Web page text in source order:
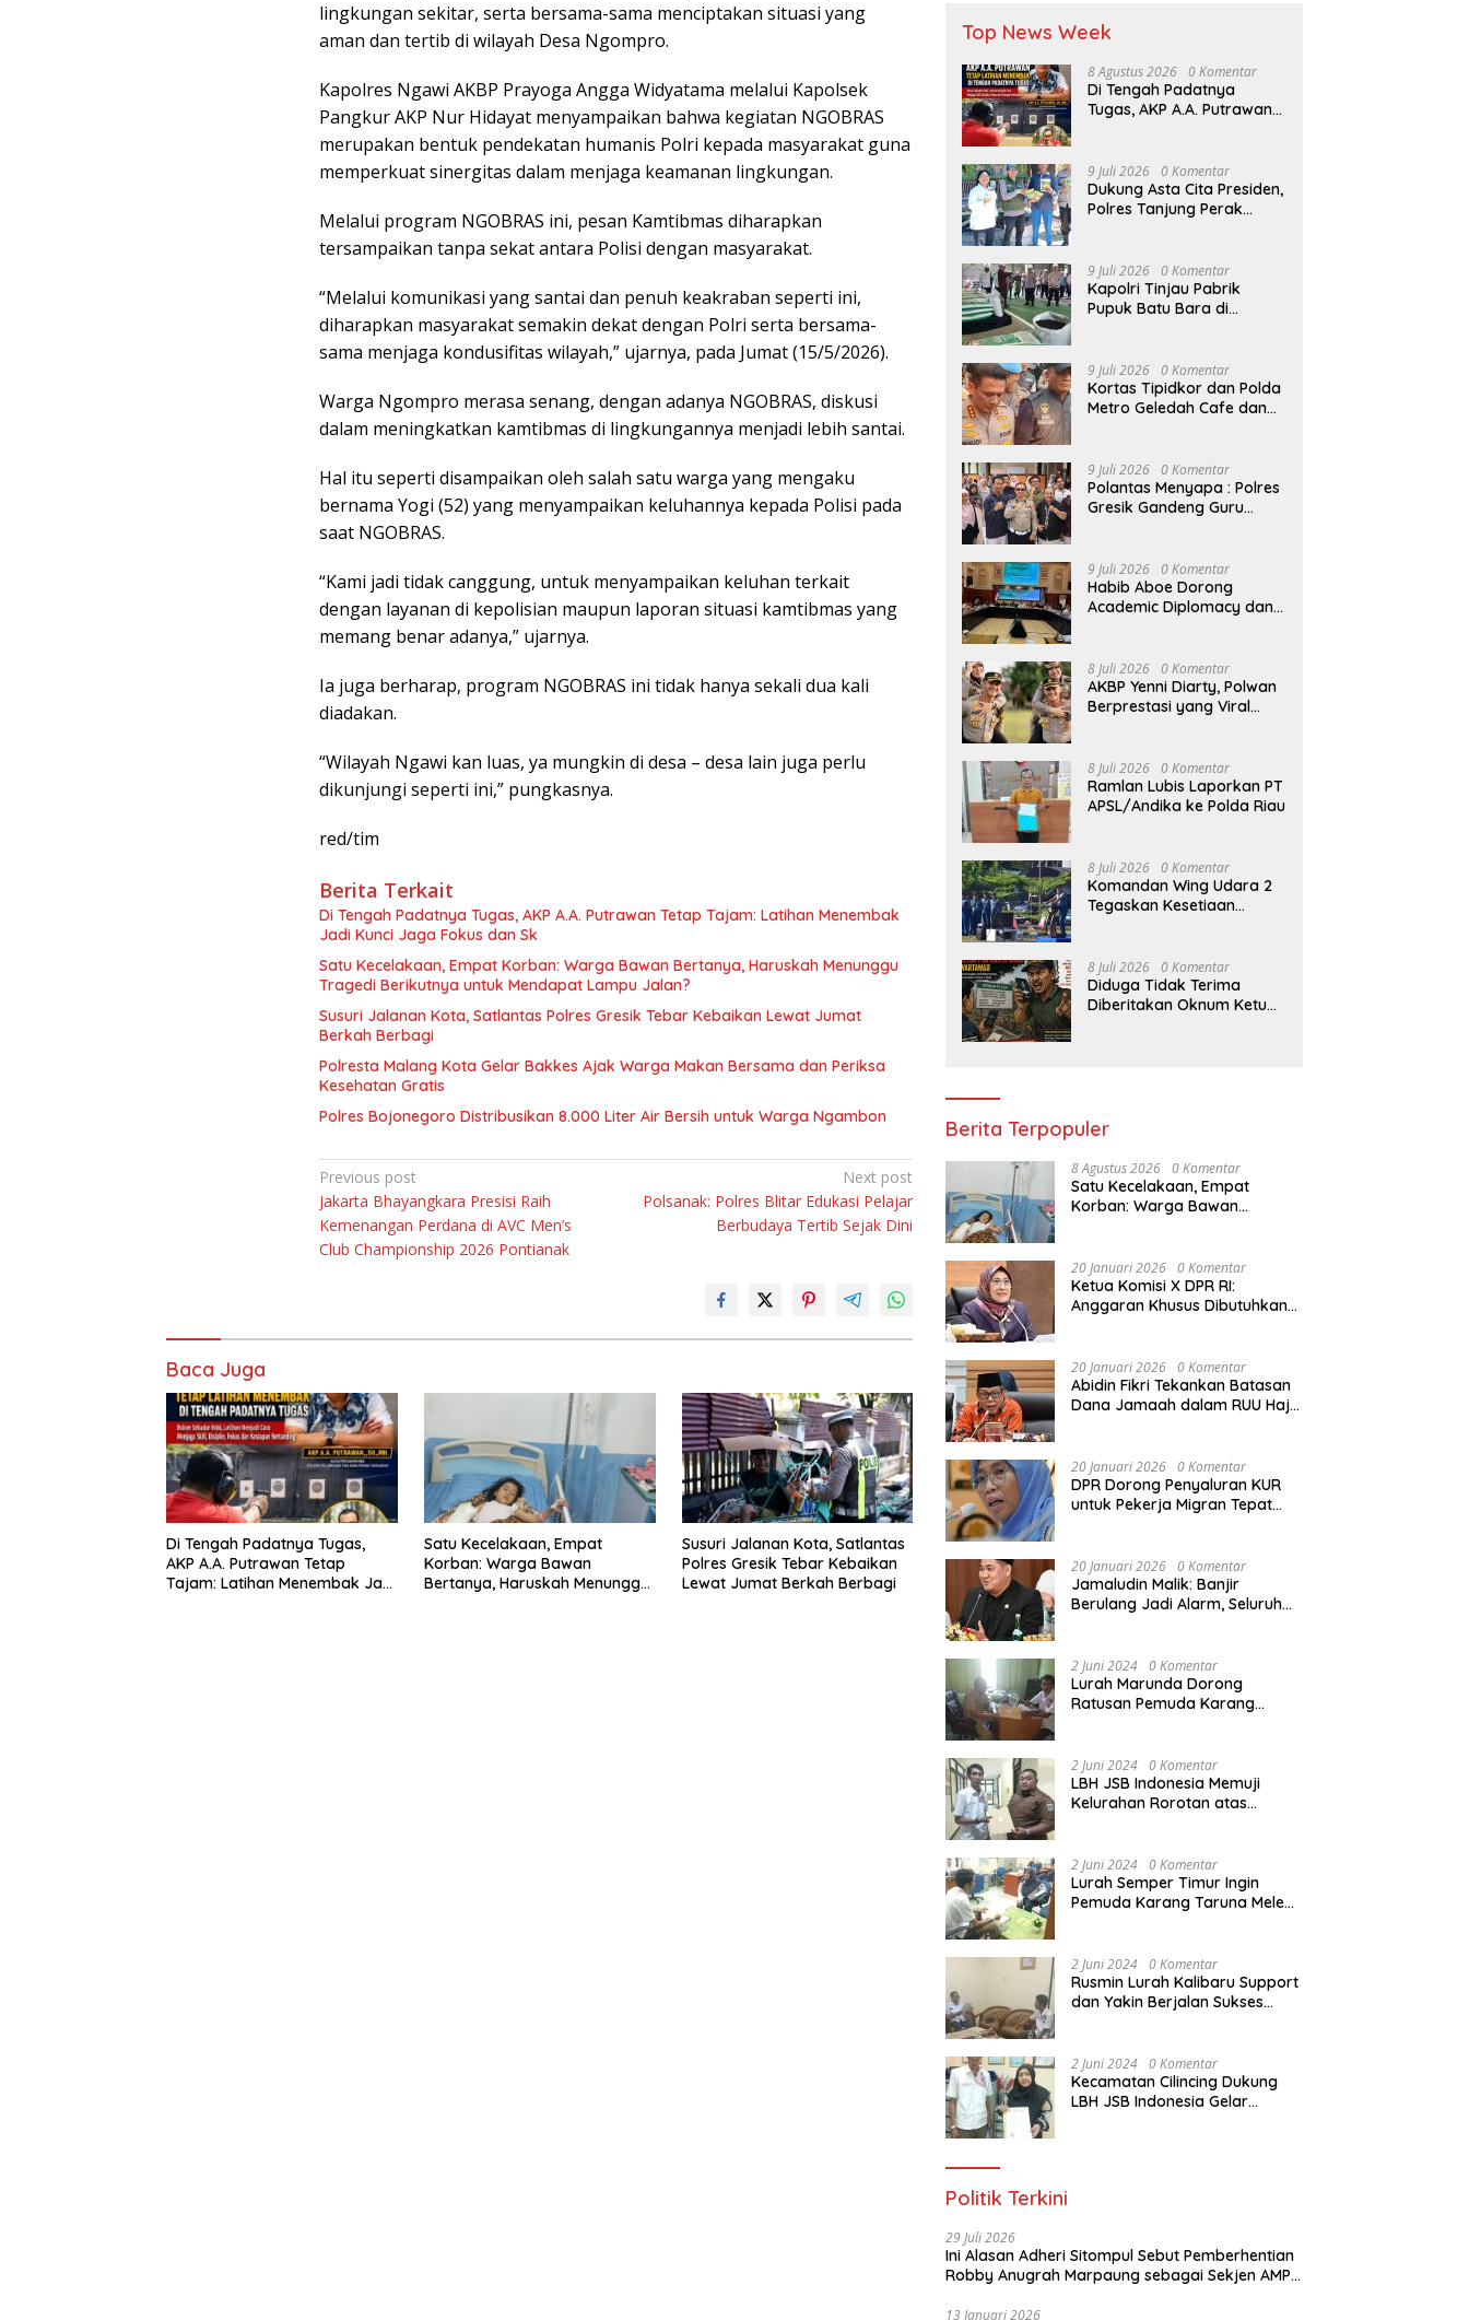
lingkungan sekitar, serta bersama-sama menciptakan situasi yang
aman dan tertib di wilayah Desa Ngompro.
Kapolres Ngawi AKBP Prayoga Angga Widyatama melalui Kapolsek
Pangkur AKP Nur Hidayat menyampaikan bahwa kegiatan NGOBRAS
merupakan bentuk pendekatan humanis Polri kepada masyarakat guna
memperkuat sinergitas dalam menjaga keamanan lingkungan.
Melalui program NGOBRAS ini, pesan Kamtibmas diharapkan
tersampaikan tanpa sekat antara Polisi dengan masyarakat.
“Melalui komunikasi yang santai dan penuh keakraban seperti ini,
diharapkan masyarakat semakin dekat dengan Polri serta bersama-
sama menjaga kondusifitas wilayah,” ujarnya, pada Jumat (15/5/2026).
Warga Ngompro merasa senang, dengan adanya NGOBRAS, diskusi
dalam meningkatkan kamtibmas di lingkungannya menjadi lebih santai.
Hal itu seperti disampaikan oleh salah satu warga yang mengaku
bernama Yogi (52) yang menyampaikan keluhannya kepada Polisi pada
saat NGOBRAS.
“Kami jadi tidak canggung, untuk menyampaikan keluhan terkait
dengan layanan di kepolisian maupun laporan situasi kamtibmas yang
memang benar adanya,” ujarnya.
Ia juga berharap, program NGOBRAS ini tidak hanya sekali dua kali
diadakan.
“Wilayah Ngawi kan luas, ya mungkin di desa – desa lain juga perlu
dikunjungi seperti ini,” pungkasnya.
red/tim
Berita Terkait
Di Tengah Padatnya Tugas, AKP A.A. Putrawan Tetap Tajam: Latihan Menembak
Jadi Kunci Jaga Fokus dan Sk
Satu Kecelakaan, Empat Korban: Warga Bawan Bertanya, Haruskah Menunggu
Tragedi Berikutnya untuk Mendapat Lampu Jalan?
Susuri Jalanan Kota, Satlantas Polres Gresik Tebar Kebaikan Lewat Jumat
Berkah Berbagi
Polresta Malang Kota Gelar Bakkes Ajak Warga Makan Bersama dan Periksa
Kesehatan Gratis
Polres Bojonegoro Distribusikan 8.000 Liter Air Bersih untuk Warga Ngambon
Navigasi
pos
Previous post
Jakarta Bhayangkara Presisi Raih
Kemenangan Perdana di AVC Men’s
Club Championship 2026 Pontianak
Next post
Polsanak: Polres Blitar Edukasi Pelajar
Berbudaya Tertib Sejak Dini
Baca Juga
Di Tengah Padatnya Tugas,
AKP A.A. Putrawan Tetap
Tajam: Latihan Menembak Jadi
Satu Kecelakaan, Empat
Korban: Warga Bawan
Bertanya, Haruskah Menunggu
Susuri Jalanan Kota, Satlantas
Polres Gresik Tebar Kebaikan
Lewat Jumat Berkah Berbagi
Top News Week
8 Agustus 2026 0 Komentar
Di Tengah Padatnya
Tugas, AKP A.A. Putrawan
Jaga Fokus dan Sk
9 Juli 2026 0 Komentar
Dukung Asta Cita Presiden,
Polres Tanjung Perak
Wedi.
9 Juli 2026 0 Komentar
Kapolri Tinjau Pabrik
Pupuk Batu Bara di
Kelompok Tani Riau
9 Juli 2026 0 Komentar
Kortas Tipidkor dan Polda
Metro Geledah Cafe dan
9 Juli 2026 0 Komentar
Polantas Menyapa : Polres
Gresik Gandeng Guru
9 Juli 2026 0 Komentar
Habib Aboe Dorong
Academic Diplomacy dan
8 Juli 2026 0 Komentar
AKBP Yenni Diarty, Polwan
Berprestasi yang Viral
8 Juli 2026 0 Komentar
Ramlan Lubis Laporkan PT
APSL/Andika ke Polda Riau
8 Juli 2026 0 Komentar
Komandan Wing Udara 2
Tegaskan Kesetiaan
Bukan Beban Satuan
8 Juli 2026 0 Komentar
Diduga Tidak Terima
Diberitakan Oknum Ketua
Berita Terpopuler
8 Agustus 2026 0 Komentar
Satu Kecelakaan, Empat
Korban: Warga Bawan
Mendapat Lampu Jalan?
20 Januari 2026 0 Komentar
Ketua Komisi X DPR RI:
Anggaran Khusus Dibutuhkan
Akibat Bencana
20 Januari 2026 0 Komentar
Abidin Fikri Tekankan Batasan
Dana Jamaah dalam RUU Haji
20 Januari 2026 0 Komentar
DPR Dorong Penyaluran KUR
untuk Pekerja Migran Tepat
PMI
20 Januari 2026 0 Komentar
Jamaludin Malik: Banjir
Berulang Jadi Alarm, Seluruh
2 Juni 2024 0 Komentar
Lurah Marunda Dorong
Ratusan Pemuda Karang
Paralegal Gratis Yang
Diadakan LBH JSB Indonesia
2 Juni 2024 0 Komentar
LBH JSB Indonesia Memuji
Kelurahan Rorotan atas
150 orang Pemuda Karang
Taruna di Jakarta Utara
2 Juni 2024 0 Komentar
Lurah Semper Timur Ingin
Pemuda Karang Taruna Melek
Diadakan LBH JSB Indonesia
2 Juni 2024 0 Komentar
Rusmin Lurah Kalibaru Support
dan Yakin Berjalan Sukses
Taruna di Jakarta Utara
2 Juni 2024 0 Komentar
Kecamatan Cilincing Dukung
LBH JSB Indonesia Gelar
Politik Terkini
29 Juli 2026
Ini Alasan Adheri Sitompul Sebut Pemberhentian
Robby Anugrah Marpaung sebagai Sekjen AMPI
13 Januari 2026